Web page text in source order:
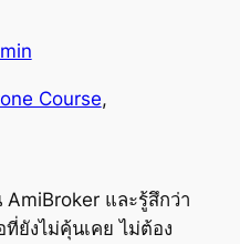
Course
และรู้สึกว่า
ยังไม่คุ้นเคย ไม่ต้อง